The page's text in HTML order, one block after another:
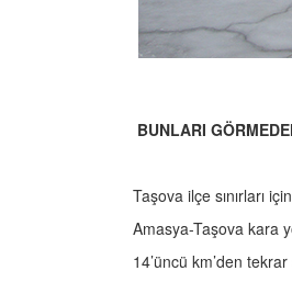
BUNLARI
Taşova ilçe sınırları
Amasya-Taşova kara
14’üncü km’den